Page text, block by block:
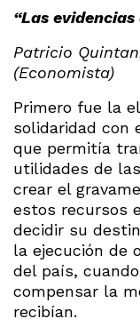
“Las
Patricio
(Economista)
Primero fue la
solidaridad con
que permitía
utilidades de
crear el
estos recursos
decidir su
la ejecución de
del país,
compensar la
recibían.